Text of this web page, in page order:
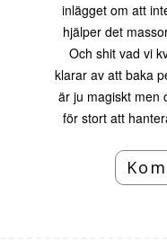
inlägget om att
hjälper det
Och shit vad vi
klarar av att baka
är ju magiskt men
för stort att